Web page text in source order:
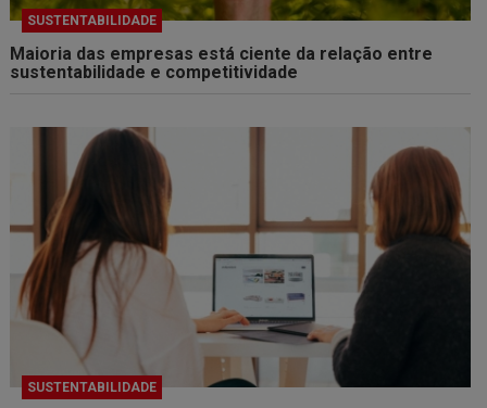
SUSTENTABILIDADE
Maioria das empresas está ciente da relação entre
sustentabilidade e competitividade
SUSTENTABILIDADE